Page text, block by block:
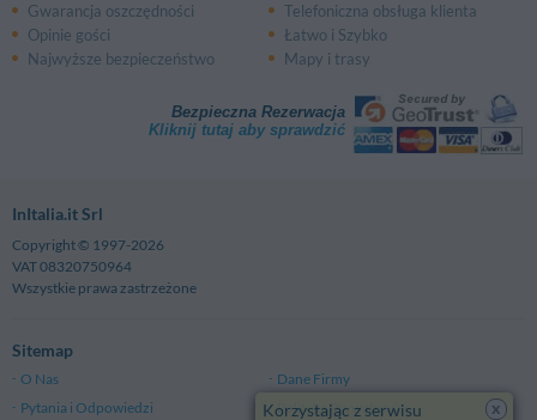
Gwarancja oszczędności
Telefoniczna obsługa klienta
Opinie gości
Łatwo i Szybko
Najwyższe bezpieczeństwo
Mapy i trasy
Bezpieczna Rezerwacja
Kliknij tutaj aby sprawdzić
InItalia.it Srl
Copyright © 1997-2026
VAT 08320750964
Wszystkie prawa zastrzeżone
Sitemap
O Nas
Dane Firmy
Pytania i Odpowiedzi
Polityka Prywatności x
Korzystając z serwisu